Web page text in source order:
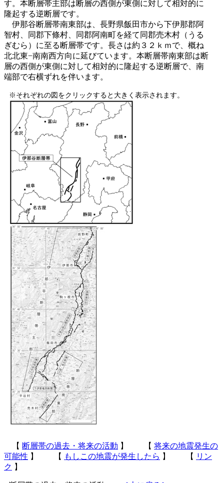
す。本断層帯主部は断層の西側が東側に対して相対的に
隆起する逆断層です。
伊那谷断層帯南東部は、長野県飯田市から下伊那郡阿
智村、同郡下條村、同郡阿南町を経て同郡売木村（うる
ぎむら）に至る断層帯です。長さは約３２ｋｍで、概ね
北北東−南南西方向に延びています。本断層帯南東部は断
層の西側が東側に対して相対的に隆起する逆断層で、南
端部で右横ずれを伴います。
※それぞれの図をクリックすると大きく表示されます。
【 断層帯の過去・将来の活動 】 【 将来の地震発生の
可能性 】 【 もしこの地震が発生したら 】 【 リン
ク 】